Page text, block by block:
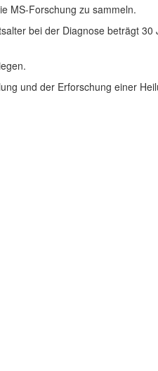
MS-Forschung zu sammeln.
bei der Diagnose beträgt
und der Erforschung einer